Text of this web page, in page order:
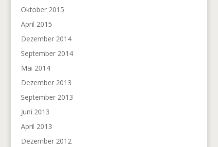
Oktober 2015
April 2015
Dezember 2014
September 2014
Mai 2014
Dezember 2013
September 2013
Juni 2013
April 2013
Dezember 2012